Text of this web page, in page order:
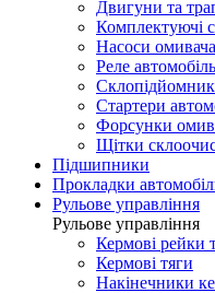
Двигуни та
Комплектуючі
Насоси
Реле
Стартери
Форсунки
Щітки
Підшипники
Прокладки
Рульове управління
Рульове управління
Кермові рейки
Кермові тяги
Накінечники